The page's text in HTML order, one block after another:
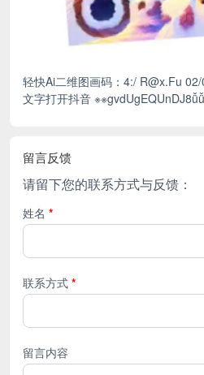
轻快Ai二维图画码：4:/ R@x.Fu
文字打开抖音 ※※gvdUgEQUnDJ8ǚǚ
留言反馈
请留下您的联系方式与反馈：
姓名 *
联系方式 *
留言内容